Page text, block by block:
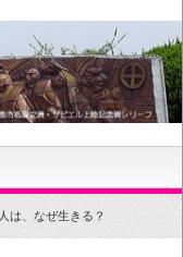
人は、なぜ生きる？